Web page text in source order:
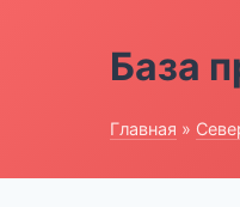
База
Главная »